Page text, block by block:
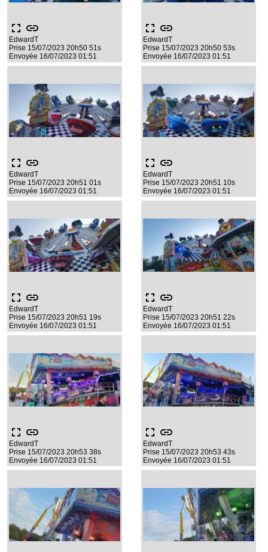
fullscreen link
EdwardT
Prise 15/07/2023 20h50 51s
Envoyée 16/07/2023 01:51
fullscreen link
EdwardT
Prise 15/07/2023 20h50 53s
Envoyée 16/07/2023 01:51
fullscreen link
EdwardT
Prise 15/07/2023 20h51 01s
Envoyée 16/07/2023 01:51
fullscreen link
EdwardT
Prise 15/07/2023 20h51 10s
Envoyée 16/07/2023 01:51
fullscreen link
EdwardT
Prise 15/07/2023 20h51 19s
Envoyée 16/07/2023 01:51
fullscreen link
EdwardT
Prise 15/07/2023 20h51 22s
Envoyée 16/07/2023 01:51
fullscreen link
EdwardT
Prise 15/07/2023 20h53 38s
Envoyée 16/07/2023 01:51
fullscreen link
EdwardT
Prise 15/07/2023 20h53 43s
Envoyée 16/07/2023 01:51